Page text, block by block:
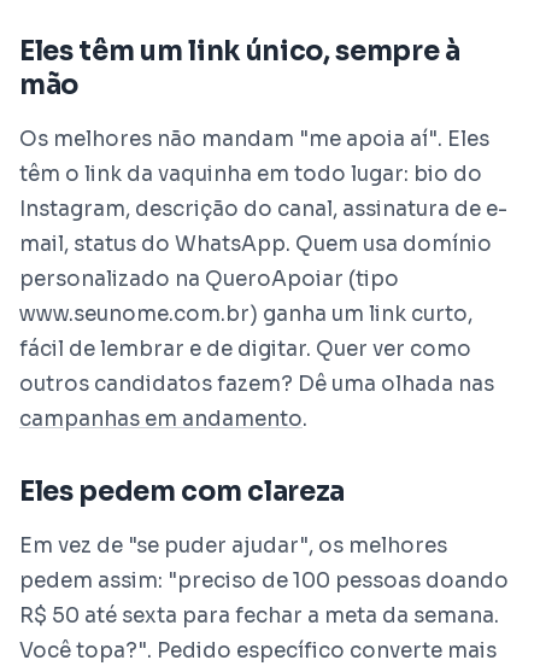
Eles têm um link único, sempre à
mão
Os melhores não mandam "me apoia aí". Eles
têm o link da vaquinha em todo lugar: bio do
Instagram, descrição do canal, assinatura de e-
mail, status do WhatsApp. Quem usa domínio
personalizado na QueroApoiar (tipo
www.seunome.com.br) ganha um link curto,
fácil de lembrar e de digitar. Quer ver como
outros candidatos fazem? Dê uma olhada nas
campanhas em andamento.
Eles pedem com clareza
Em vez de "se puder ajudar", os melhores
pedem assim: "preciso de 100 pessoas doando
R$ 50 até sexta para fechar a meta da semana.
Você topa?". Pedido específico converte mais